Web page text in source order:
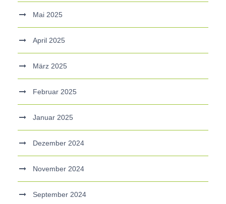
Mai 2025
April 2025
März 2025
Februar 2025
Januar 2025
Dezember 2024
November 2024
September 2024